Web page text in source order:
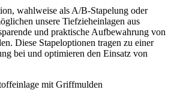
wahlweise als A/B-Stapelung oder
unsere Tiefzieheinlagen aus
und praktische Aufbewahrung von
Diese Stapeloptionen tragen zu einer
bei und optimieren den Einsatz von
mit Griffmulden